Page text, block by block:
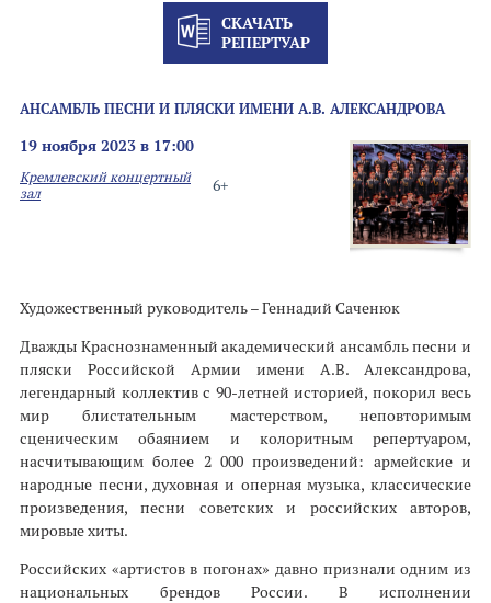
СКАЧАТЬ
РЕПЕРТУАР
АНСАМБЛЬ ПЕСНИ И ПЛЯСКИ ИМЕНИ А.В. АЛЕКСАНДРОВА
19 ноября 2023 в 17:00
6+
Кремлевский концертный
зал
Художественный руководитель – Геннадий Саченюк
Дважды Краснознаменный академический ансамбль песни и
пляски Российской Армии имени А.В. Александрова,
легендарный коллектив с 90-летней историей, покорил весь
мир блистательным мастерством, неповторимым
сценическим обаянием и колоритным репертуаром,
насчитывающим более 2 000 произведений: армейские и
народные песни, духовная и оперная музыка, классические
произведения, песни советских и российских авторов,
мировые хиты.
Российских «артистов в погонах» давно признали одним из
национальных брендов России. В исполнении